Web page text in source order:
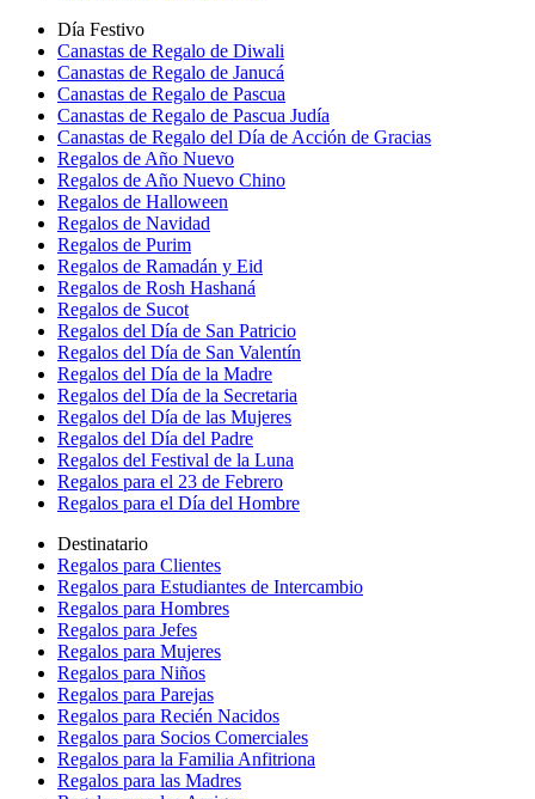
Día Festivo
Canastas de Regalo de Diwali
Canastas de Regalo de Janucá
Canastas de Regalo de Pascua
Canastas de Regalo de Pascua Judía
Canastas de Regalo del Día de Acción de Gracias
Regalos de Año Nuevo
Regalos de Año Nuevo Chino
Regalos de Halloween
Regalos de Navidad
Regalos de Purim
Regalos de Ramadán y Eid
Regalos de Rosh Hashaná
Regalos de Sucot
Regalos del Día de San Patricio
Regalos del Día de San Valentín
Regalos del Día de la Madre
Regalos del Día de la Secretaria
Regalos del Día de las Mujeres
Regalos del Día del Padre
Regalos del Festival de la Luna
Regalos para el 23 de Febrero
Regalos para el Día del Hombre
Destinatario
Regalos para Clientes
Regalos para Estudiantes de Intercambio
Regalos para Hombres
Regalos para Jefes
Regalos para Mujeres
Regalos para Niños
Regalos para Parejas
Regalos para Recién Nacidos
Regalos para Socios Comerciales
Regalos para la Familia Anfitriona
Regalos para las Madres